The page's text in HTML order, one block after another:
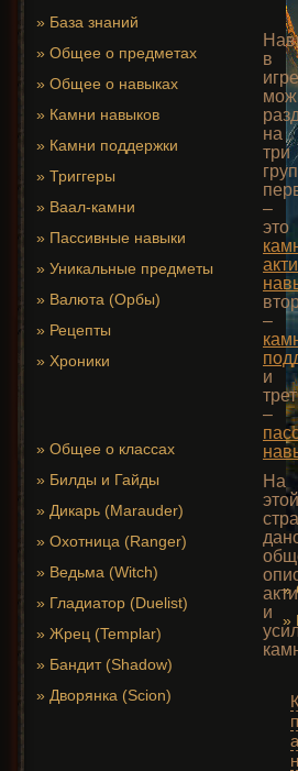
» База знаний
» Общее о предметах
» Общее о навыках
» Камни навыков
» Камни поддержки
» Триггеры
» Ваал-камни
» Пассивные навыки
» Уникальные предметы
» Валюта (Орбы)
» Рецепты
» Хроники
» Общее о классах
» Билды и Гайды
» Дикарь (Marauder)
» Охотница (Ranger)
» Ведьма (Witch)
» Гладиатор (Duelist)
» Жрец (Templar)
» Бандит (Shadow)
» Дворянка (Scion)
»
»
в
игре
на
три
–
это
–
и
–
На
этой
и